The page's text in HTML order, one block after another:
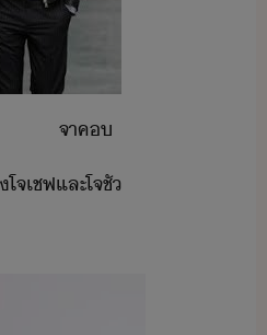
จาค​
จ​เชฟ​และ​โจ​ชั